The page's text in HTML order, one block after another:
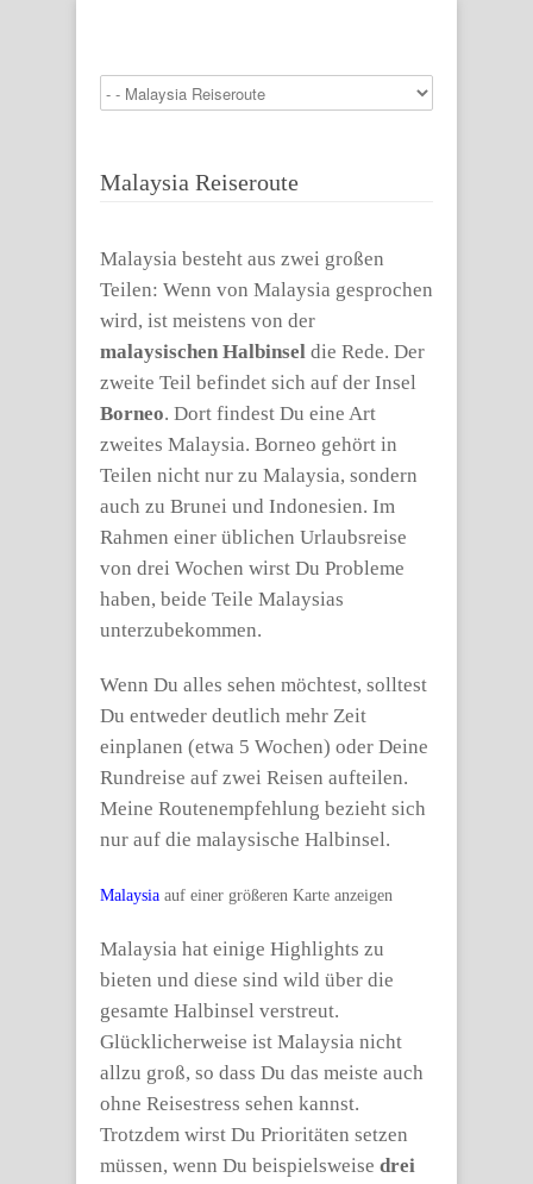
Malaysia Reiseroute
Malaysia besteht aus zwei großen
Teilen: Wenn von Malaysia gesprochen
wird, ist meistens von der
malaysischen Halbinsel die Rede. Der
zweite Teil befindet sich auf der Insel
Borneo. Dort findest Du eine Art
zweites Malaysia. Borneo gehört in
Teilen nicht nur zu Malaysia, sondern
auch zu Brunei und Indonesien. Im
Rahmen einer üblichen Urlaubsreise
von drei Wochen wirst Du Probleme
haben, beide Teile Malaysias
unterzubekommen.
Wenn Du alles sehen möchtest, solltest
Du entweder deutlich mehr Zeit
einplanen (etwa 5 Wochen) oder Deine
Rundreise auf zwei Reisen aufteilen.
Meine Routenempfehlung bezieht sich
nur auf die malaysische Halbinsel.
Malaysia auf einer größeren Karte anzeigen
Malaysia hat einige Highlights zu
bieten und diese sind wild über die
gesamte Halbinsel verstreut.
Glücklicherweise ist Malaysia nicht
allzu groß, so dass Du das meiste auch
ohne Reisestress sehen kannst.
Trotzdem wirst Du Prioritäten setzen
müssen, wenn Du beispielsweise drei